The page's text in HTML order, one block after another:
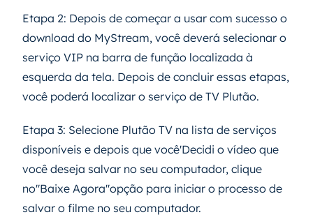
Etapa 2: Depois de começar a usar com sucesso o
download do MyStream, você deverá selecionar o
serviço VIP na barra de função localizada à
esquerda da tela. Depois de concluir essas etapas,
você poderá localizar o serviço de TV Plutão.
Etapa 3: Selecione Plutão TV na lista de serviços
disponíveis e depois que você'Decidi o vídeo que
você deseja salvar no seu computador, clique
no"Baixe Agora"opção para iniciar o processo de
salvar o filme no seu computador.